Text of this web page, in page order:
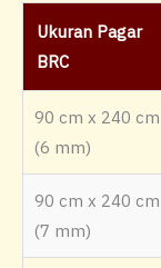
Ukuran Pagar
BRC
90 cm x 240 cm
(6 mm)
90 cm x 240 cm
(7 mm)